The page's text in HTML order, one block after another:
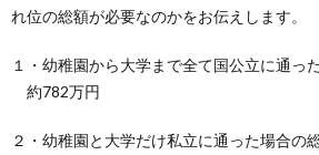
れ位の総額が必要なのかをお伝えします。
１・幼稚園から大学まで全て国公立に通っ
約782万円
２・幼稚園と大学だけ私立に通った場合の